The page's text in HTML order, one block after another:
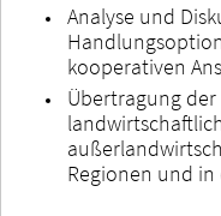
Analyse und
kooperativen
Übertragung
Regionen und